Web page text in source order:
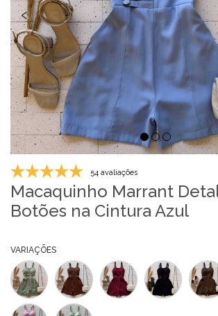
‹
54 avaliações
Macaquinho Marrant
Botões na Cintura Azul
VARIAÇÕES